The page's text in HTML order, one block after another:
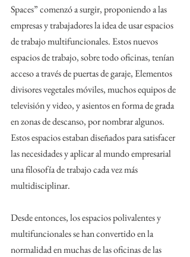
Spaces” comenzó a surgir, proponiendo a las
empresas y trabajadores la idea de usar espacios
de trabajo multifuncionales. Estos nuevos
espacios de trabajo, sobre todo oficinas, tenían
acceso a través de puertas de garaje, Elementos
divisores vegetales móviles, muchos equipos de
televisión y video, y asientos en forma de grada
en zonas de descanso, por nombrar algunos.
Estos espacios estaban diseñados para satisfacer
las necesidades y aplicar al mundo empresarial
una filosofía de trabajo cada vez más
multidisciplinar.
Desde entonces, los espacios polivalentes y
multifuncionales se han convertido en la
normalidad en muchas de las oficinas de las